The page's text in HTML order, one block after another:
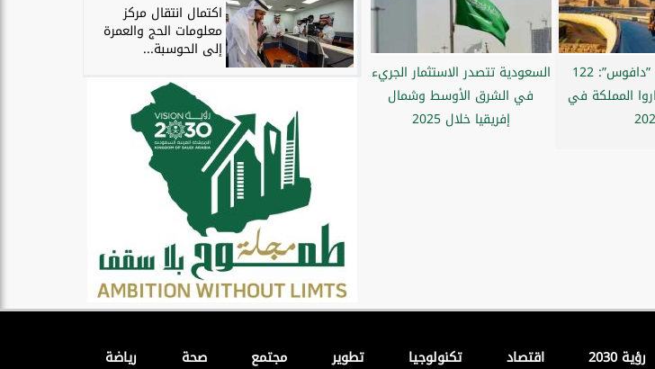
”الخطيب” من ”دافوس”: 122
المملكة في
السعودية تتصدر الاستثمار الجريء
في الشرق الأوسط وشمال
إفريقيا خلال 2025
اكتمال انتقال مركز
معلومات الحج والعمرة
إلى الحوسبة...
رؤية 2030 اقتصاد تكنولوجيا تطوير مجتمع صحة
رياضة